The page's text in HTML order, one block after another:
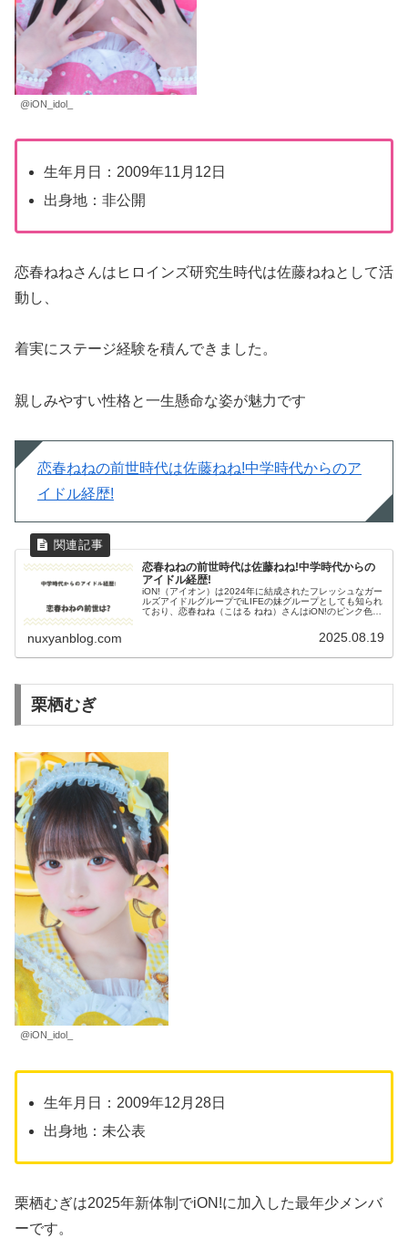
@iON_idol_
生年月日：2009年11月12日
出身地：非公開
恋春ねねさんはヒロインズ研究生時代は佐藤ねねとして活
動し、
着実にステージ経験を積んできました。
親しみやすい性格と一生懸命な姿が魅力です
恋春ねねの前世時代は佐藤ねね!中学時代からのア
イドル経歴!
恋春ねねの前世時代は佐藤ねね!中学時代からの
アイドル経歴!
iON!（アイオン）は2024年に結成されたフレッシュなガー
ルズアイドルグループでiLIFEの妹グループとしても知られ
ており、恋春ねね（こはる ねね）さんはiON!のピンク色を
nuxyanblog.com 2025.08.19
栗栖むぎ
@iON_idol_
生年月日：2009年12月28日
出身地：未公表
栗栖むぎは2025年新体制でiON!に加入した最年少メンバ
ーです。